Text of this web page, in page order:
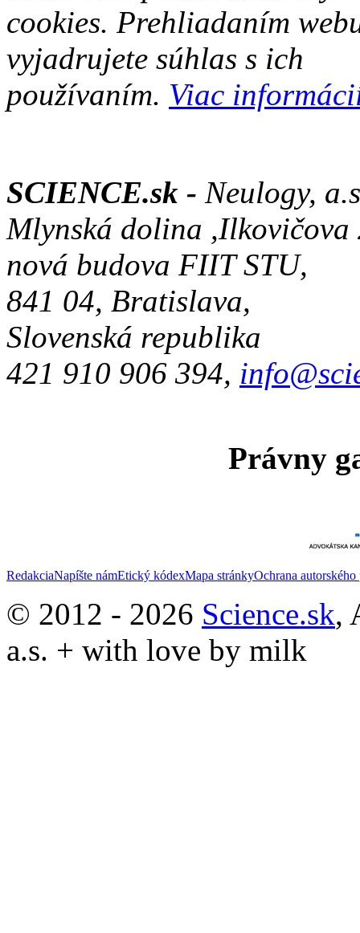
cookies. Prehliadaním
vyjadrujete súhlas s ich
používaním. Viac
SCIENCE.sk - Neulogy,
Mlynská dolina ,Ilkovičova
nová budova FIIT STU,
841 04, Bratislava,
Slovenská republika
421 910 906 394,
Právny
RedakciaNapíšte námEtický kódexMapa stránkyOchrana autorského
© 2012 - 2026 Science.sk,
a.s. + with love by milk